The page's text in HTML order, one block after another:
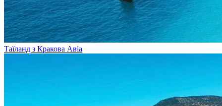
Таїланд з Кракова Авіа